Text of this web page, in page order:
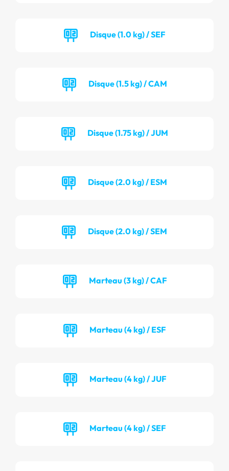
Disque (1.0 kg) / SEF
Disque (1.5 kg) / CAM
Disque (1.75 kg) / JUM
Disque (2.0 kg) / ESM
Disque (2.0 kg) / SEM
Marteau (3 kg) / CAF
Marteau (4 kg) / ESF
Marteau (4 kg) / JUF
Marteau (4 kg) / SEF